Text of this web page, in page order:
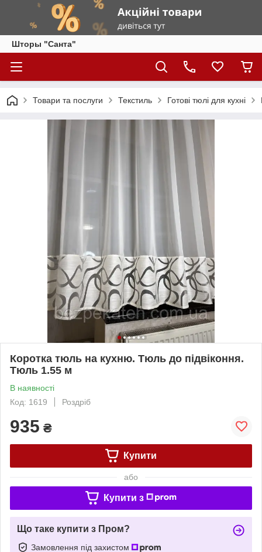
Шторы "Санта"
Товари та послуги Текстиль Готові тюлі для кухні
Коротка тюль на кухню. Тюль до підвіконня.
Тюль 1.55 м
В наявності
Код: 1619
Роздріб
935 ₴
Купити
або
Купити з
Що таке купити з Пром?
Замовлення під захистом